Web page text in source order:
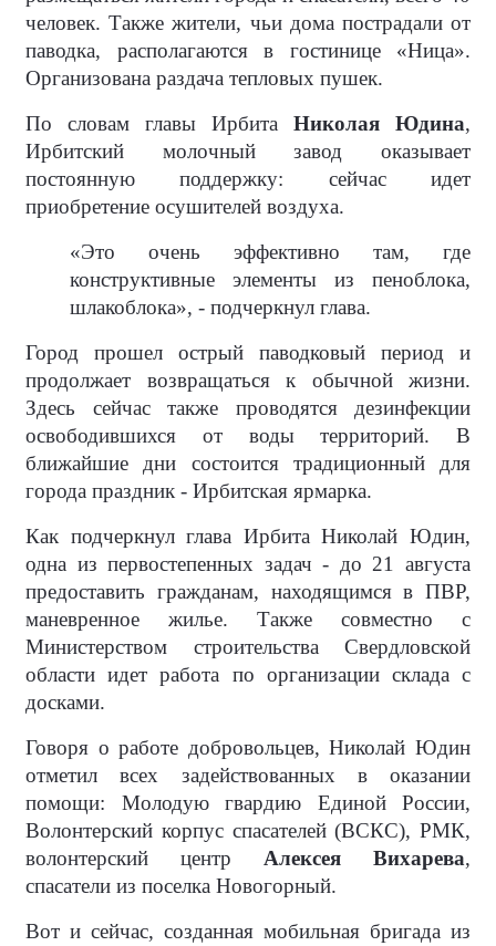
человек. Также жители, чьи дома пострадали от
паводка, располагаются в гостинице «Ница».
Организована раздача тепловых пушек.
По словам главы Ирбита Николая Юдина,
Ирбитский молочный завод оказывает
постоянную поддержку: сейчас идет
приобретение осушителей воздуха.
«Это очень эффективно там, где
конструктивные элементы из пеноблока,
шлакоблока», - подчеркнул глава.
Город прошел острый паводковый период и
продолжает возвращаться к обычной жизни.
Здесь сейчас также проводятся дезинфекции
освободившихся от воды территорий. В
ближайшие дни состоится традиционный для
города праздник - Ирбитская ярмарка.
Как подчеркнул глава Ирбита Николай Юдин,
одна из первостепенных задач - до 21 августа
предоставить гражданам, находящимся в ПВР,
маневренное жилье. Также совместно с
Министерством строительства Свердловской
области идет работа по организации склада с
досками.
Говоря о работе добровольцев, Николай Юдин
отметил всех задействованных в оказании
помощи: Молодую гвардию Единой России,
Волонтерский корпус спасателей (ВСКС), РМК,
волонтерский центр Алексея Вихарева,
спасатели из поселка Новогорный.
Вот и сейчас, созданная мобильная бригада из